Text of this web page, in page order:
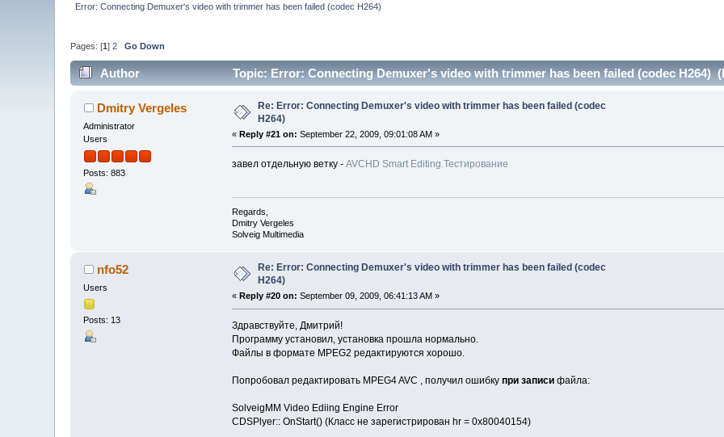
Error: Connecting Demuxer's video with trimmer has been failed (codec H264)
Pages: [1]2 Go Down
Author Topic: Error: Connecting Demuxer's video with trimmer has been failed (codec H264)
Dmitry Vergeles
Administrator
Users
Posts: 883
Re: Error: Connecting Demuxer's video with trimmer has been failed (codec
H264)
« Reply #21 on: September 22, 2009, 09:01:08 AM »
завел отдельную ветку - AVCHD Smart Editing.Тестирование
Regards,
Dmitry Vergeles
Solveig Multimedia
nfo52
Users
Posts: 13
Re: Error: Connecting Demuxer's video with trimmer has been failed (codec
H264)
« Reply #20 on: September 09, 2009, 06:41:13 AM »
Здравствуйте, Дмитрий!
Программу установил, установка прошла нормально.
Файлы в формате MPEG2 редактируются хорошо.
Попробовал редактировать MPEG4 AVC , получил ошибку при записи файла:
SolveigMM Video Ediing Engine Error
CDSPlyer:: OnStart() (Класс не зарегистрирован hr = 0x80040154)